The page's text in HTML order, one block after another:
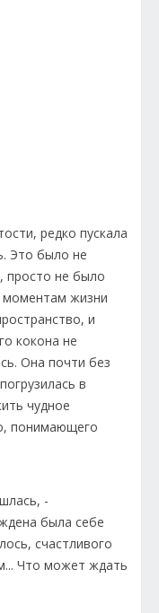
редко пускала
Это было не
просто не было
жизни
и
кокона не
Она почти без
в
чудное
понимающего
-
была себе
счастливого
Что может ждать